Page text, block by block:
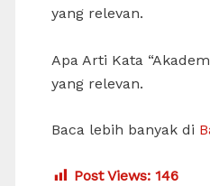
yang relevan.
Apa Arti Kata
yang relevan.
Baca lebih banyak di
Post Views: 146